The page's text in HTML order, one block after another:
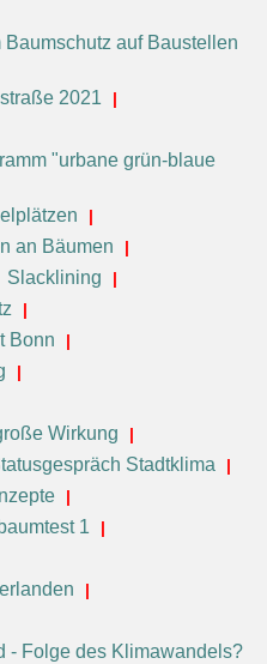
auf Baustellen
2021
"urbane grün-blaue
an Bäumen
Slacklining
Bonn
Wirkung
Stadtklima
1
- Folge des Klimawandels?